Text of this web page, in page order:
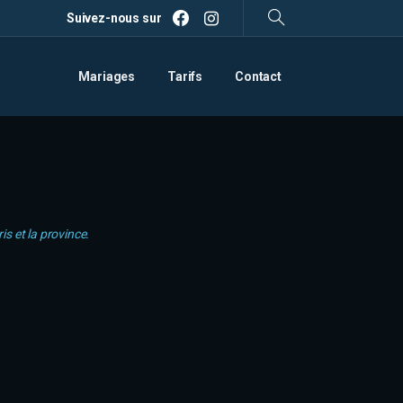
Suivez-nous sur
Search
Mariages Tarifs Contact
et la province.